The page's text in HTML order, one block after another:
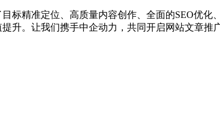
标精准定位、高质量内容创作、全面的SEO优
升。让我们携手中企动力，共同开启网站文章推